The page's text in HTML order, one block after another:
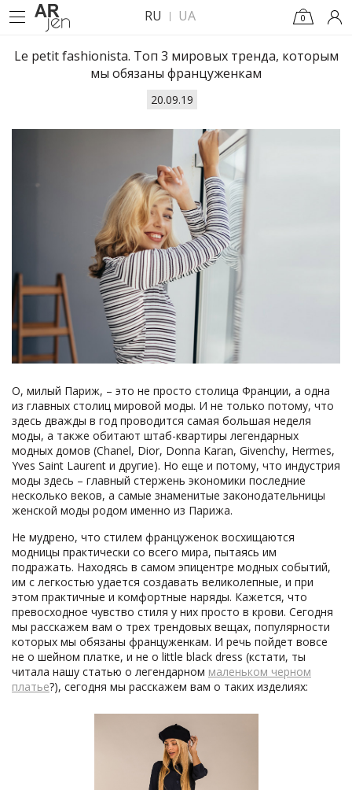
RU UA 0
Le petit fashionista. Топ 3 мировых тренда, которым
мы обязаны француженкам
20.09.19
О, милый Париж, – это не просто столица Франции, а одна
из главных столиц мировой моды. И не только потому, что
здесь дважды в год проводится самая большая неделя
моды, а также обитают штаб-квартиры легендарных
модных домов (Chanel, Dior, Donna Karan, Givenchy, Hermes,
Yves Saint Laurent и другие). Но еще и потому, что индустрия
моды здесь – главный стержень экономики последние
несколько веков, а самые знаменитые законодательницы
женской моды родом именно из Парижа.
Не мудрено, что стилем француженок восхищаются
модницы практически со всего мира, пытаясь им
подражать. Находясь в самом эпицентре модных событий,
им с легкостью удается создавать великолепные, и при
этом практичные и комфортные наряды. Кажется, что
превосходное чувство стиля у них просто в крови. Сегодня
мы расскажем вам о трех трендовых вещах, популярности
которых мы обязаны француженкам. И речь пойдет вовсе
не о шейном платке, и не о little black dress (кстати, ты
читала нашу статью о легендарном маленьком черном
платье?), сегодня мы расскажем вам о таких изделиях: